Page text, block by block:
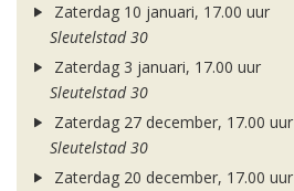
Zaterdag 10 januari, 17.00 uur
Sleutelstad 30
Zaterdag 3 januari, 17.00 uur
Sleutelstad 30
Zaterdag 27 december, 17.00 uur
Sleutelstad 30
Zaterdag 20 december, 17.00 uur